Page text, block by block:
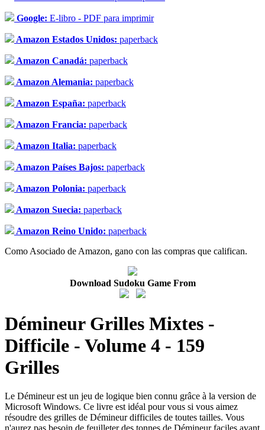
Google: E-libro - PDF para imprimir
Amazon Estados Unidos: paperback
Amazon Canadá: paperback
Amazon Alemania: paperback
Amazon España: paperback
Amazon Francia: paperback
Amazon Italia: paperback
Amazon Países Bajos: paperback
Amazon Polonia: paperback
Amazon Suecia: paperback
Amazon Reino Unido: paperback
Como Asociado de Amazon, gano con las compras que califican.
Download Sudoku Game From
Démineur Grilles Mixtes -
Difficile - Volume 4 - 159
Grilles
Le Démineur est un jeu de logique bien connu grâce à la version de
Microsoft Windows. Ce livre est idéal pour vous si vous aimez
résoudre des grilles de Démineur difficiles de toutes tailles. Vous